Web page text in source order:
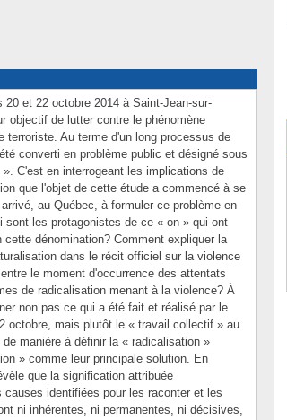
et 22 octobre 2014 à Saint-Jean-sur-
objectif de lutter contre le phénomène
terroriste. Au terme d'un long processus de
converti en problème public et désigné sous
C'est en interrogeant les implications de
que l'objet de cette étude a commencé à se
au Québec, à formuler ce problème en
les protagonistes de ce « on » qui ont
dénomination? Comment expliquer la
dans le récit officiel sur la violence
le moment d'occurrence des attentats
de radicalisation menant à la violence? À
non pas ce qui a été fait et réalisé par le
octobre, mais plutôt le « travail collectif » au
manière à définir la « radicalisation »
» comme leur principale solution. En
que la signification attribuée
identifiées pour les raconter et les
ni inhérentes, ni permanentes, ni décisives,